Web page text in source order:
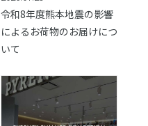
令和8年度熊本地震の影響
によるお荷物のお届けにつ
いて